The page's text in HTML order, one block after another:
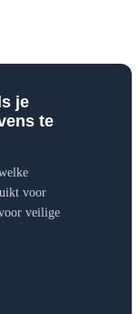
je
te
voor
veilige